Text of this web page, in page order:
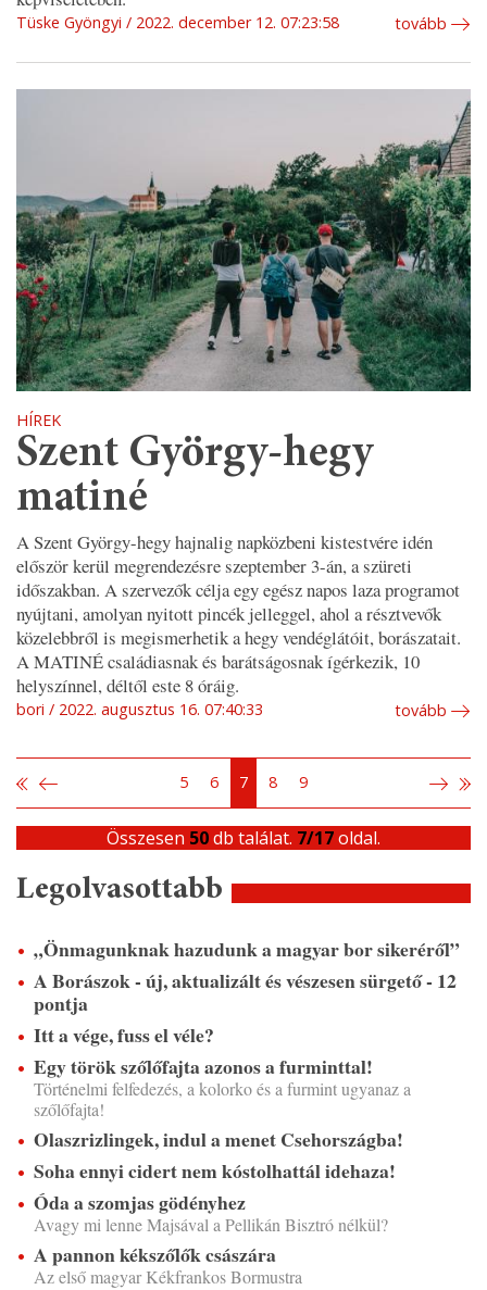
Tüske Gyöngyi 2022. december 12. 07:23:58 tovább
HÍREK
Szent György-hegy
matiné
A Szent György-hegy hajnalig napközbeni kistestvére idén
először kerül megrendezésre szeptember 3-án, a szüreti
időszakban. A szervezők célja egy egész napos laza programot
nyújtani, amolyan nyitott pincék jelleggel, ahol a résztvevők
közelebbről is megismerhetik a hegy vendéglátóit, borászatait.
A MATINÉ családiasnak és barátságosnak ígérkezik, 10
helyszínnel, déltől este 8 óráig.
bori 2022. augusztus 16. 07:40:33 tovább
5 6 7 8 9
Összesen 50db találat. 7/17oldal.
Legolvasottabb
„Önmagunknak hazudunk a magyar bor sikeréről”
A Borászok - új, aktualizált és vészesen sürgető - 12
pontja
Itt a vége, fuss el véle?
Egy török szőlőfajta azonos a furminttal!
Történelmi felfedezés, a kolorko és a furmint ugyanaz a
szőlőfajta!
Olaszrizlingek, indul a menet Csehországba!
Soha ennyi cidert nem kóstolhattál idehaza!
Óda a szomjas gödényhez
Avagy mi lenne Majsával a Pellikán Bisztró nélkül?
A pannon kékszőlők császára
Az első magyar Kékfrankos Bormustra